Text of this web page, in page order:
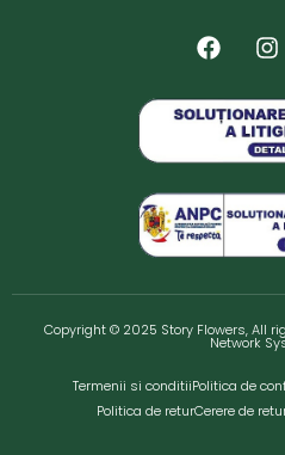
F
a
e
b
o
k
I
n
t
a
g
a
Copyright © 2025 Story Flowers, All
Network
Termenii si conditiiPolitica de
Politica de returCerere de